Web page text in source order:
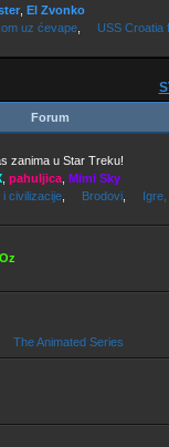
El Zvonko
uz ćevape USS Croatia
Forum
zanima u Star Treku!
pahuljica Mimi Sky
civilizacije Brodovi
_Oz
The Animated Series